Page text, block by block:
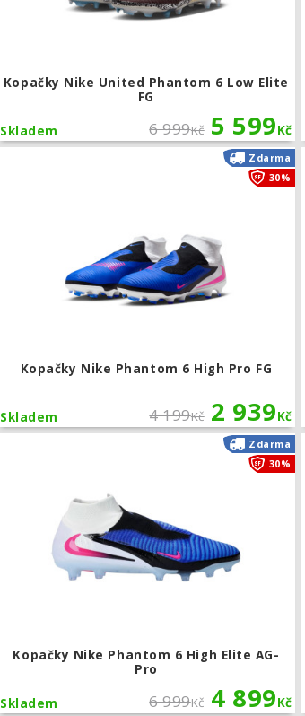
Kopačky Nike United Phantom 6 Low Elite
FG
6 999Kč 5 599Kč
Skladem
Kopačky Nike Phantom 6 High Academy FG/MG
Kopačky Nike Phantom 6 High Pro FG
4 199Kč 2 939Kč
Skladem
Zdarma
30%
Dětské kopačky Nike Phantom 6 Low Pro FG/MG
Kopačky Nike Phantom 6 High Elite AG-
Pro
6 999Kč 4 899Kč
Skladem
Zdarma
30%